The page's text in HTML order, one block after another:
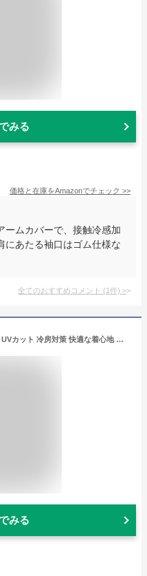
みる
価格と在庫をAmazonでチェック >>
ームカバーで、接触冷感加
にあたる袖口はゴム仕様な
全てのおすすめコメント (1件) >
レディース アームカバー ボレロ UVカット 冷房対策 快適な着心地 アームカバー クリアビューティアクティブ 着るアームカバー (グレー)
みる